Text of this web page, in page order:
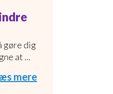
gøre dig
at ...
mere